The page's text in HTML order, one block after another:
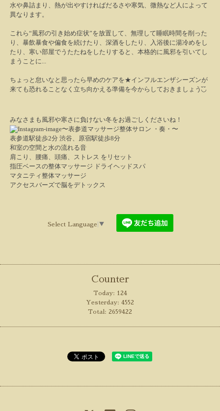
水や鼻詰まり、熱が出やすければだるさや寒気、微熱など人によって
異なります。
これら“風邪の引き始め症状”を放置して、無理して睡眠時間を削った
り、暴飲暴食や偏食を続けたり、深酒をしたり、入浴後に湯冷めをし
たり、寒い部屋でうたたねをしたりすると、本格的に風邪を引いてし
まうことに
ちょっと怠いなと思ったら早めのケアを★インフルエンザシーズンが
来ても恐れることなく立ち向かえる準備を今からしておきましょう◟̆◞̆
みなさまも風邪や寒さに負けない冬をお過ごしくださいね！
〜表参道マッサージ整体サロン ・奏・〜
表参道駅徒歩2分 渋谷、原宿駅徒歩8分
和室の空間と水の流れる音
肩こり、腰痛、頭痛、ストレス をリセット
指圧ベースの整体マッサージ ドライヘッドスパ
マタニティ整体マッサージ
アクセスバーズで脳をデトックス
Select Language ▼
Counter
Today: 124
Yesterday: 4552
Total: 2659422